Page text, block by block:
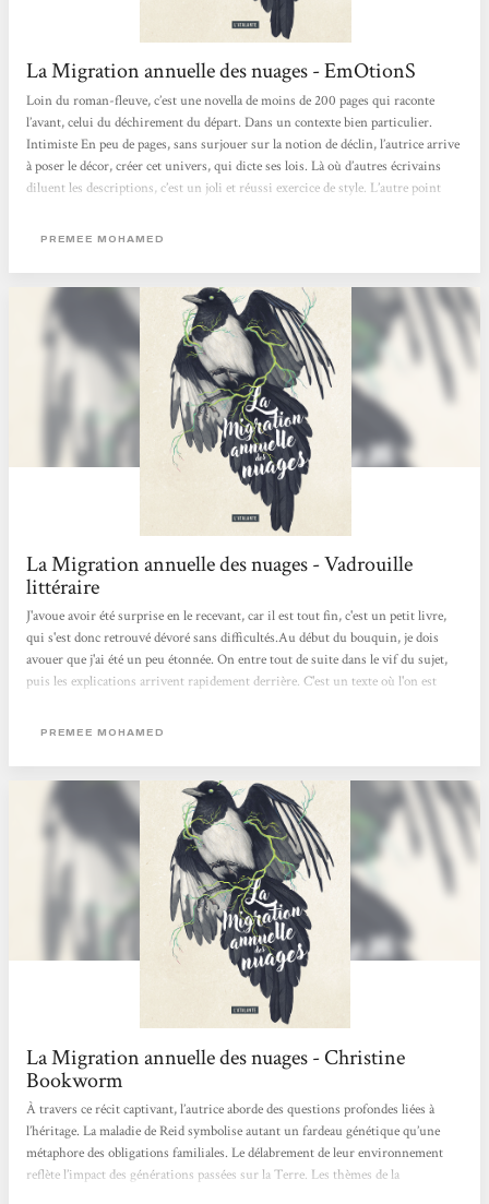
La Migration annuelle des nuages - EmOtionS
Loin du roman-fleuve, c’est une novella de moins de 200 pages qui raconte
l’avant, celui du déchirement du départ. Dans un contexte bien particulier.
Intimiste En peu de pages, sans surjouer sur la notion de déclin, l’autrice arrive
à poser le décor, créer cet univers, qui dicte ses lois. Là où d’autres écrivains
diluent les descriptions, c’est un joli et réussi exercice de style. L’autre point
population, et semble avoir une incidence sur les comportements et les choix.
PREMEE MOHAMED
La Migration annuelle des nuages - Vadrouille
littéraire
J'avoue avoir été surprise en le recevant, car il est tout fin, c'est un petit livre,
qui s'est donc retrouvé dévoré sans difficultés.Au début du bouquin, je dois
avouer que j'ai été un peu étonnée. On entre tout de suite dans le vif du sujet,
puis les explications arrivent rapidement derrière. C'est un texte où l'on est
champignon) depuis sa naissance et qui vit dans une communauté qui s'est
infrastructures sont tombées,...
PREMEE MOHAMED
La Migration annuelle des nuages - Christine
Bookworm
À travers ce récit captivant, l’autrice aborde des questions profondes liées à
l’héritage. La maladie de Reid symbolise autant un fardeau génétique qu’une
métaphore des obligations familiales. Le délabrement de leur environnement
reflète l’impact des générations passées sur la Terre. Les thèmes de la